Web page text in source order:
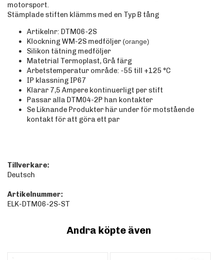
motorsport.
Stämplade stiften klämms med en Typ B tång
Artikelnr: DTM06-2S
Klockning WM-2S medföljer (orange)
Silikon tätning medföljer
Matetrial Termoplast, Grå färg
Arbetstemperatur område: -55 till +125 °C
IP klassning IP67
Klarar 7,5 Ampere kontinuerligt per stift
Passar alla DTM04-2P han kontakter
Se Liknande Produkter här under för motstående
kontakt för att göra ett par
Tillverkare:
Deutsch
Artikelnummer:
ELK-DTM06-2S-ST
Andra köpte även